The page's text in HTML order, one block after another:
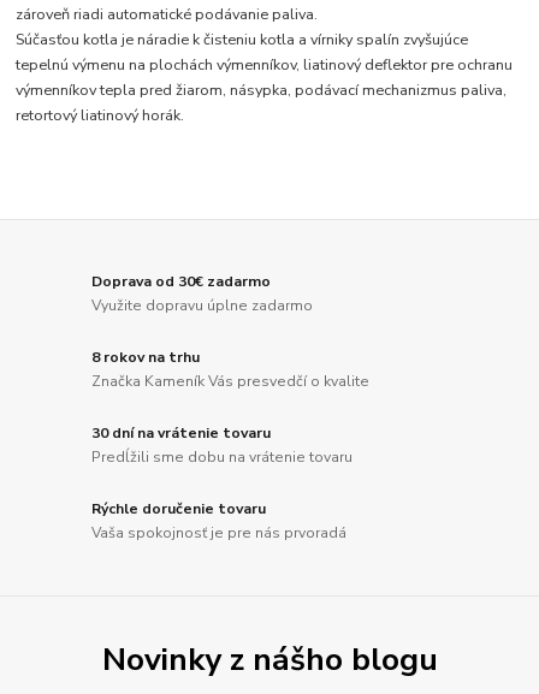
zároveň riadi automatické podávanie paliva.
Súčasťou kotla je náradie k čisteniu kotla a vírniky spalín zvyšujúce
tepelnú výmenu na plochách výmenníkov, liatinový deflektor pre ochranu
výmenníkov tepla pred žiarom, násypka, podávací mechanizmus paliva,
retortový liatinový horák.
Doprava od 30€ zadarmo
Využite dopravu úplne zadarmo
8 rokov na trhu
Značka Kameník Vás presvedčí o kvalite
30 dní na vrátenie tovaru
Predĺžili sme dobu na vrátenie tovaru
Rýchle doručenie tovaru
Vaša spokojnosť je pre nás prvoradá
Novinky z nášho blogu